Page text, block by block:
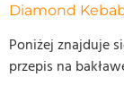
Diamond
Poniżej znajduje
przepis na